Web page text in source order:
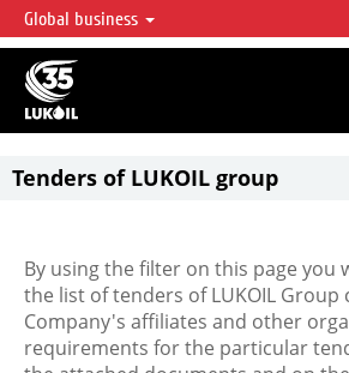
LUKOIL OVERVIEW
LUKOIL is one of the largest oil & gas vertical
accounting for over 2% of crude production and
reserves globally.
Global business
Tenders of LUKOIL group
By using the filter on this page you
the list of tenders of LUKOIL Group
Company's affiliates and other
requirements for the particular